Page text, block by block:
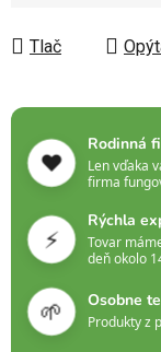
Tlač
❤️
Rodinná
Len vďaka
firma
⚡
Rýchla
Tovar
deň okolo
🌱 Osobne
Produkty z